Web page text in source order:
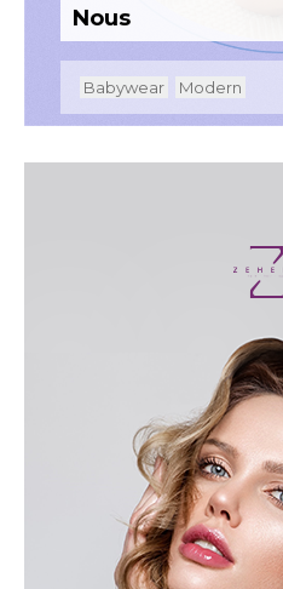
Nous
Babywear Modern
PRÉVOIR Là thành viên
nhân thọ Mirae Asset
Prévoir (Pháp), Mirae
cho khách hàng và đối